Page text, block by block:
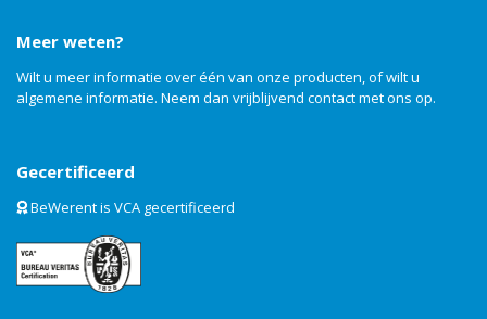
Meer weten?
Wilt u meer informatie over één van onze producten, of wilt u
algemene informatie. Neem dan vrijblijvend contactmet ons op.
Gecertificeerd
BeWerent is VCA gecertificeerd